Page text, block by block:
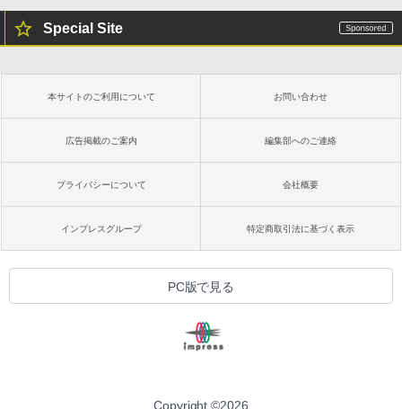
Special Site
本サイトのご利用について お問い合わせ
広告掲載のご案内 編集部へのご連絡
プライバシーについて 会社概要
インプレスグループ 特定商取引法に基づく表示
PC版で見る
Copyright ©2026